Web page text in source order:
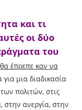
και τι
οι δύο
του
έπρεπε καν να
για μια διαδικασία
πολιτών, στις
στην ανεργία, στην